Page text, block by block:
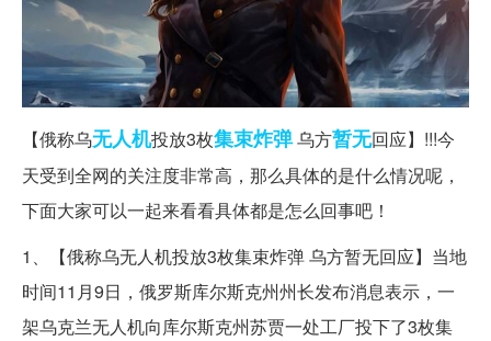
【俄称乌无人机投放3枚集束炸弹乌方暂无回应】!!!今
天受到全网的关注度非常高，那么具体的是什么情况呢，
下面大家可以一起来看看具体都是怎么回事吧！
1、【俄称乌无人机投放3枚集束炸弹 乌方暂无回应】当地
时间11月9日，俄罗斯库尔斯克州州长发布消息表示，一
架乌克兰无人机向库尔斯克州苏贾一处工厂投下了3枚集